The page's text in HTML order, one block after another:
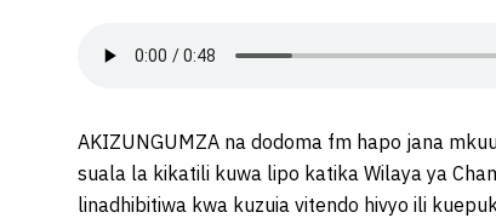
AKIZUNGUMZA na dodoma fm hapo jana
suala la kikatili kuwa lipo katika Wilaya ya
linadhibitiwa kwa kuzuia vitendo hivyo ili